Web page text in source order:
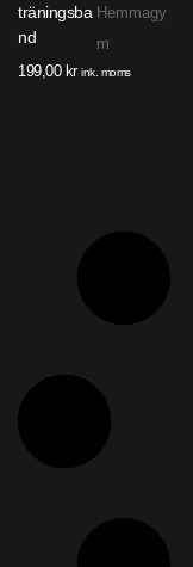
träningsba
nd
Hemmagy
m
199,00 kr ink. moms